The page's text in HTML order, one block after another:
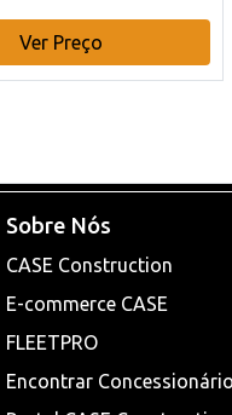
Ver Preço
Sobre Nós
CASE Construction
E-commerce CASE
FLEETPRO
Encontrar Concessionário